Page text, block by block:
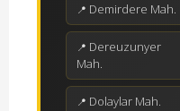
Demirdere Mah.
Dereuzunyer
Mah.
Dolaylar Mah.